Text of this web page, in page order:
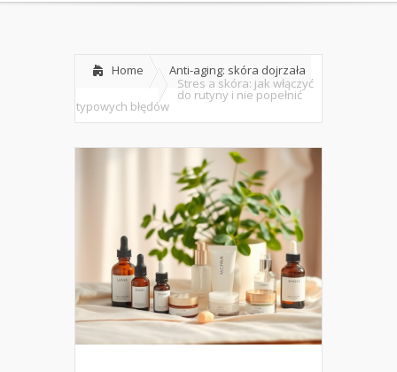
Home
Anti-aging: skóra dojrzała
Stres a skóra: jak włączyć
do rutyny i nie popełnić
typowych błędów